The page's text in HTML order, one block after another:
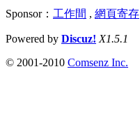
Sponsor： 工作間 , 網頁寄存
Powered by Discuz! X1.5.1
© 2001-2010 Comsenz Inc.